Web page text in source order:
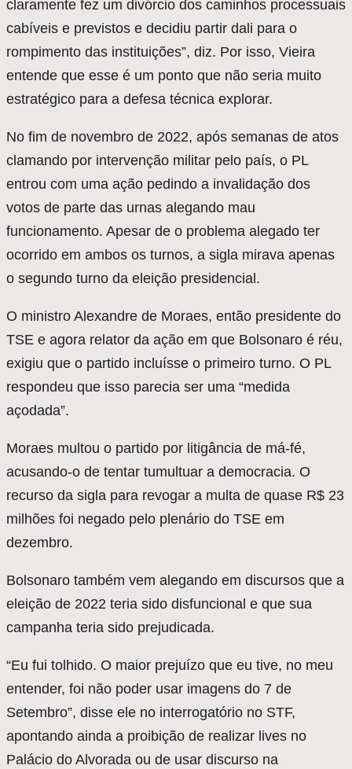
claramente fez um divórcio dos caminhos processuais
cabíveis e previstos e decidiu partir dali para o
rompimento das instituições”, diz. Por isso, Vieira
entende que esse é um ponto que não seria muito
estratégico para a defesa técnica explorar.
No fim de novembro de 2022, após semanas de atos
clamando por intervenção militar pelo país, o PL
entrou com uma ação pedindo a invalidação dos
votos de parte das urnas alegando mau
funcionamento. Apesar de o problema alegado ter
ocorrido em ambos os turnos, a sigla mirava apenas
o segundo turno da eleição presidencial.
O ministro Alexandre de Moraes, então presidente do
TSE e agora relator da ação em que Bolsonaro é réu,
exigiu que o partido incluísse o primeiro turno. O PL
respondeu que isso parecia ser uma “medida
açodada”.
Moraes multou o partido por litigância de má-fé,
acusando-o de tentar tumultuar a democracia. O
recurso da sigla para revogar a multa de quase R$ 23
milhões foi negado pelo plenário do TSE em
dezembro.
Bolsonaro também vem alegando em discursos que a
eleição de 2022 teria sido disfuncional e que sua
campanha teria sido prejudicada.
“Eu fui tolhido. O maior prejuízo que eu tive, no meu
entender, foi não poder usar imagens do 7 de
Setembro”, disse ele no interrogatório no STF,
apontando ainda a proibição de realizar lives no
Palácio do Alvorada ou de usar discurso na